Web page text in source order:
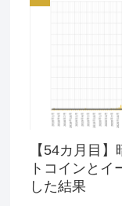
【54カ月目
トコインとイ
した結果